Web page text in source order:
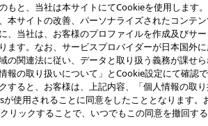
もと、当社は本サイトにてCookieを使用します
本サイトの改善、パーソナライズされたコンテ
、当社は、お客様のプロファイルを作成及びサ
ます。なお、サービスプロバイダーが日本国外
の関連法に従い、データと取り扱う義務が課せ
報の取り扱いについて」とCookie設定にて確認
すると、お客様は、上記内容、「個人情報の取
が使用されることに同意をしたこととなります
リックすることで、いつでもこの同意を撤回する